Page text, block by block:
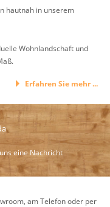
hautnah in unserem
Wohnlandschaft und
Erfahren Sie mehr ...
eine Nachricht
am Telefon oder per